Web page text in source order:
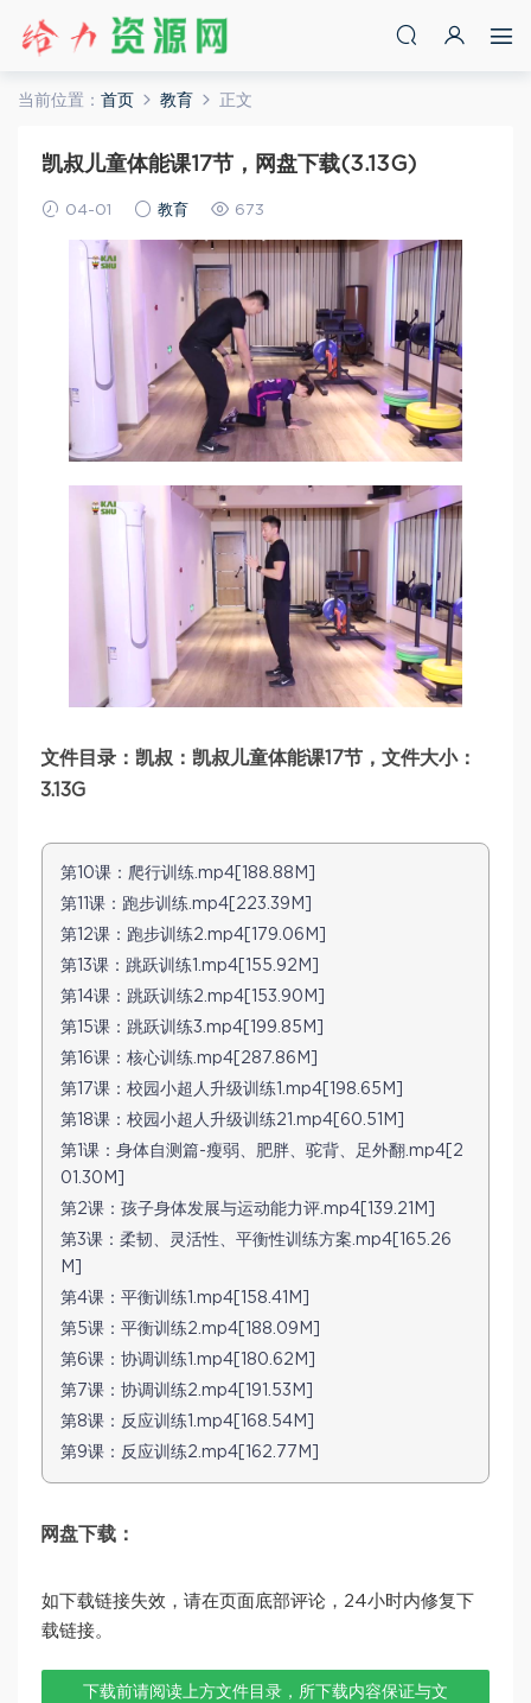
当前位置： 首页 教育 正文
凯叔儿童体能课17节，网盘下载(3.13G)
04-01 教育 673
文件目录：凯叔：凯叔儿童体能课17节，文件大小：
3.13G
第10课：爬行训练.mp4[188.88M]
第11课：跑步训练.mp4[223.39M]
第12课：跑步训练2.mp4[179.06M]
第13课：跳跃训练1.mp4[155.92M]
第14课：跳跃训练2.mp4[153.90M]
第15课：跳跃训练3.mp4[199.85M]
第16课：核心训练.mp4[287.86M]
第17课：校园小超人升级训练1.mp4[198.65M]
第18课：校园小超人升级训练21.mp4[60.51M]
第1课：身体自测篇-瘦弱、肥胖、驼背、足外翻.mp4[2
01.30M]
第2课：孩子身体发展与运动能力评.mp4[139.21M]
第3课：柔韧、灵活性、平衡性训练方案.mp4[165.26
M]
第4课：平衡训练1.mp4[158.41M]
第5课：平衡训练2.mp4[188.09M]
第6课：协调训练1.mp4[180.62M]
第7课：协调训练2.mp4[191.53M]
第8课：反应训练1.mp4[168.54M]
第9课：反应训练2.mp4[162.77M]
网盘下载：
如下载链接失效，请在页面底部评论，24小时内修复下
载链接。
下载前请阅读上方文件目录，所下载内容保证与文